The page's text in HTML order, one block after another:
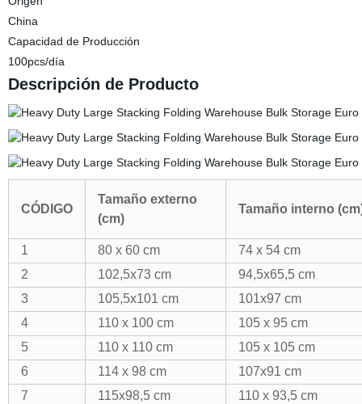
China
Capacidad de Producción
100pcs/día
Descripción de Producto
CÓDIGO
Tamaño externo
(cm)
Tamaño interno
1 80 x 60 cm
74 x 54 cm
2
102,5x73 cm
94,5x65,5 cm
3
105,5x101 cm
101x97 cm
4
110 x 100 cm
105 x 95 cm
5
110 x 110 cm
105 x 105 cm
6
114 x 98 cm
107x91 cm
7
115x98,5 cm
110 x 93,5 cm